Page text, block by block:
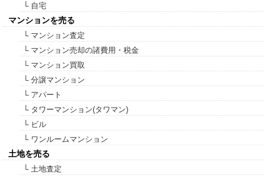
└ 自宅
マンションを売る
└ マンション査定
└ マンション売却の諸費用・税金
└ マンション買取
└ 分譲マンション
└ アパート
└ タワーマンション(タワマン)
└ ビル
└ ワンルームマンション
土地を売る
└ 土地査定